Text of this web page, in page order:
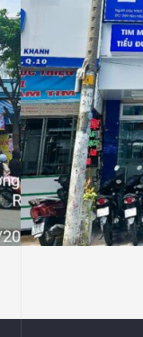
NHÀ
Thiết Kế